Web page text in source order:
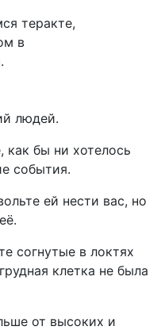
теракте,
в
людей.
как бы ни хотелось
события.
ей нести вас, но
согнутые в локтях
клетка не была
от высоких и